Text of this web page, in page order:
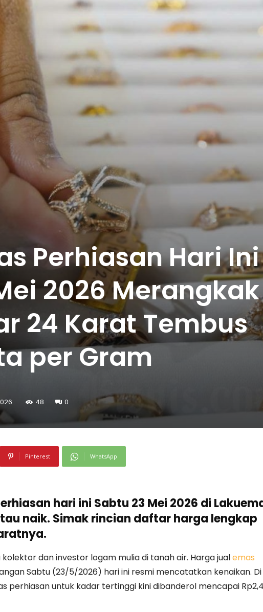
Perhiasan Hari Ini
2026 Merangkak
24 Karat Tembus
per Gram
48 0
Pinterest WhatsApp
hari ini Sabtu 23 Mei 2026 di
naik. Simak rincian daftar harga lengkap
dan investor logam mulia di tanah air. Harga jualemas
Sabtu (23/5/2026) hari ini resmi mencatatkan kenaikan. Di
perhiasan untuk kadar tertinggi kini dibanderol mencapai